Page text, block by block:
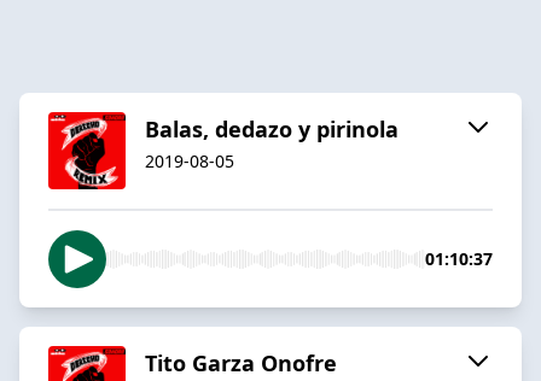
Balas, dedazo y pirinola
2019-08-05
01:10:37
Tito Garza Onofre